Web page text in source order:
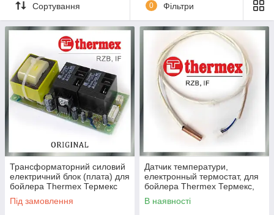
Сортування 0 Фільтри
Трансформаторний силовий
електричний блок (плата) для
бойлера Thermex Термекс
RZB, IF (Оригінал)
Під замовлення
Датчик температури,
електронный термостат, для
бойлера Thermex Термекс,
Electrolu Електролюкс Major,
Formax DL
В наявності